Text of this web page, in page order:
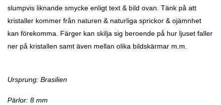
slumpvis liknande smycke enligt text & bild ovan. Tänk på att
kristaller kommer från naturen & naturliga sprickor & ojämnhet
kan förekomma. Färger kan skilja sig beroende på hur ljuset faller
ner på kristallen samt även mellan olika bildskärmar m.m.
Ursprung: Brasilien
Pärlor: 8 mm